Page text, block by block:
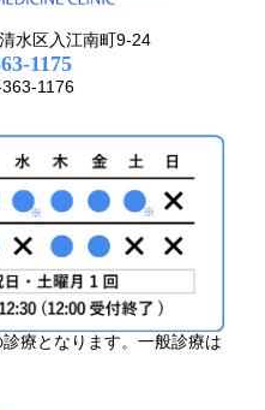
水区入江南町9-24
1175
1176
療となります。一般診療は